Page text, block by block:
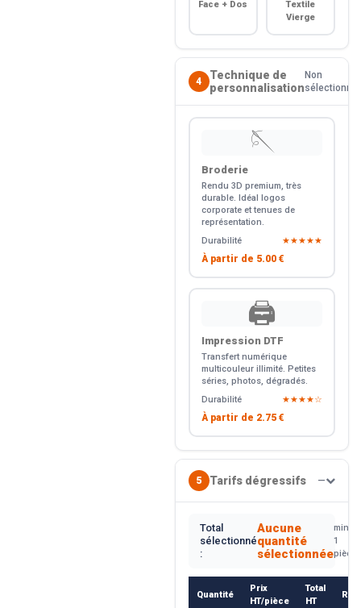
Face + Dos
Textile
Vierge
4
Technique de
personnalisation
Non
sélectionné
🪡
Broderie
Rendu 3D premium, très
durable. Idéal logos
corporate et tenues de
représentation.
Durabilité
★★★★★
À partir de 5.00 €
🖨️
Impression DTF
Transfert numérique
multicouleur illimité. Petites
séries, photos, dégradés.
Durabilité
★★★★☆
À partir de 2.75 €
5 Tarifs dégressifs —
Total
sélectionné
:
Aucune
quantité
sélectionnée
min.
1
pièce
Quantité
Prix
HT/pièce
Total
HT